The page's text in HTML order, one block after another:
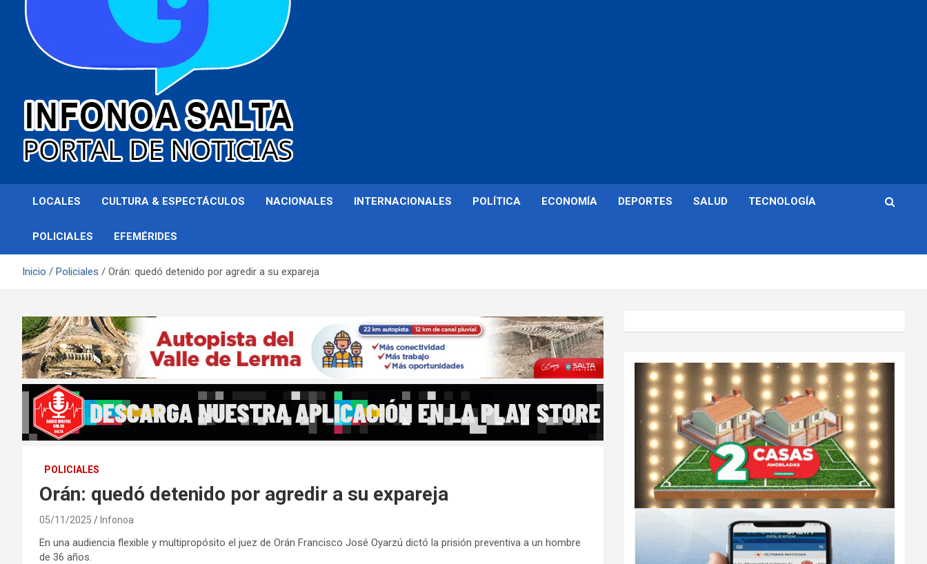
Infonoa Salta
LOCALES CULTURA & ESPECTÁCULOS NACIONALES INTERNACIONALES POLÍTICA ECONOMÍA DEPORTES SALUD TECNOLOGÍA
POLICIALES EFEMÉRIDES
Inicio Policiales Orán: quedó detenido por agredir a su expareja
POLICIALES
Orán: quedó detenido por agredir a su expareja
05/11/2025 Infonoa
En una audiencia flexible y multipropósito el juez de Orán Francisco José Oyarzú dictó la prisión preventiva a un hombre
de 36 años.